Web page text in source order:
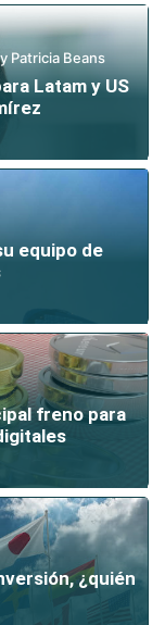
Patricia Beans
Latam y US
equipo de
freno para
¿quién